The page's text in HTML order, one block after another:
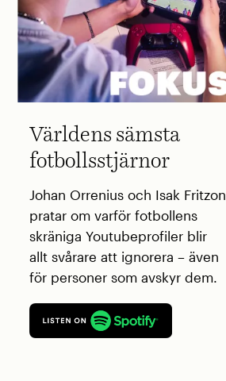
Världens sämsta
fotbollsstjärnor
Johan Orrenius och Isak Fritzon
pratar om varför fotbollens
skräniga Youtubeprofiler blir
allt svårare att ignorera – även
för personer som avskyr dem.